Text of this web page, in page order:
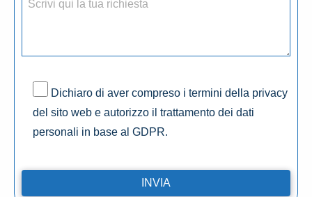
Dichiaro di aver compreso i termini della privacy
del sito web e autorizzo il trattamento dei dati
personali in base al GDPR.